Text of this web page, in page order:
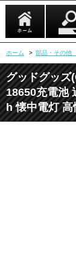
ホーム > 部品・その他
グッドグッズ
18650充電池
h 懐中電灯